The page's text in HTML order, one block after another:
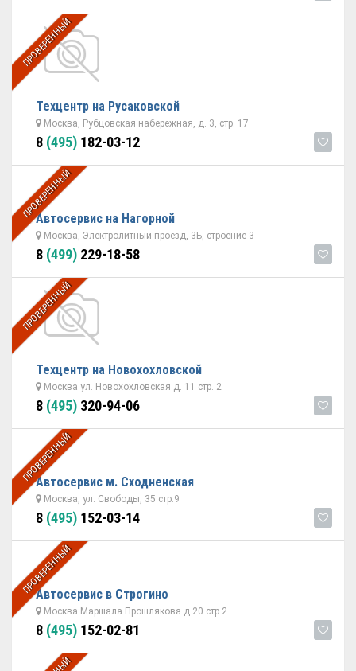
ПРОВЕРЕННЫЙ
Техцентр на Русаковской
Москва, Рубцовская набережная, д. 3, стр. 17
8 (495) 182-03-12
ПРОВЕРЕННЫЙ
Автосервис на Нагорной
Москва, Электролитный проезд, 3Б, строение 3
8 (499) 229-18-58
ПРОВЕРЕННЫЙ
Техцентр на Новохохловской
Москва ул. Новохохловская д. 11 стр. 2
8 (495) 320-94-06
ПРОВЕРЕННЫЙ
Автосервис м. Сходненская
Москва, ул. Свободы, 35 стр.9
8 (495) 152-03-14
ПРОВЕРЕННЫЙ
Автосервис в Строгино
Москва Маршала Прошлякова д.20 стр.2
8 (495) 152-02-81